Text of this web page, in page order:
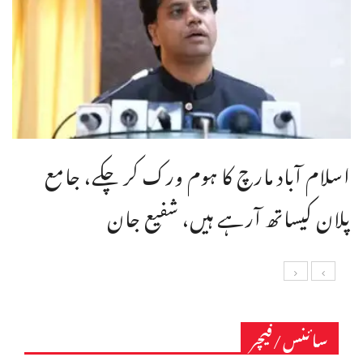
اسلام آباد مارچ کا ہوم ورک کر چکے، جامع
پلان کیساتھ آرہے ہیں، شفیع جان
سائنس/فیچر